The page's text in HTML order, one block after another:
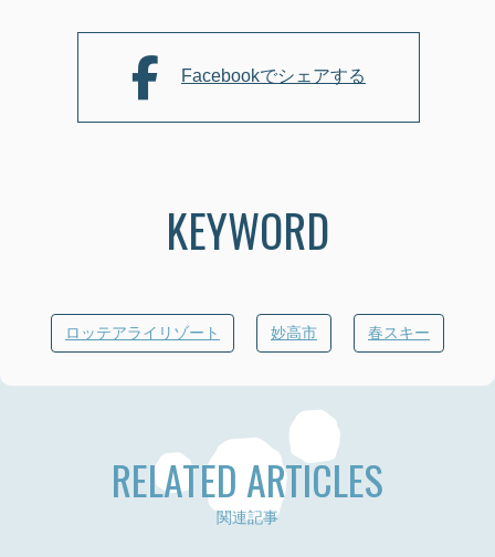
Facebookでシェアする
KEYWORD
ロッテアライリゾート 妙高市 春スキー
RELATED ARTICLES
関連記事